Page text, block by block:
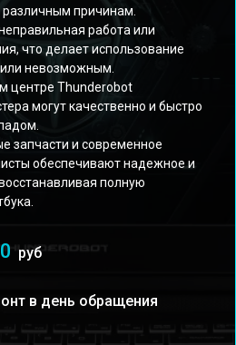
причинам.
работа или
что делает использование
невозможным.
центре Thunderobot
могут качественно и быстро
запчасти и современное
обеспечивают надежное и
полную
руб
в день обращения